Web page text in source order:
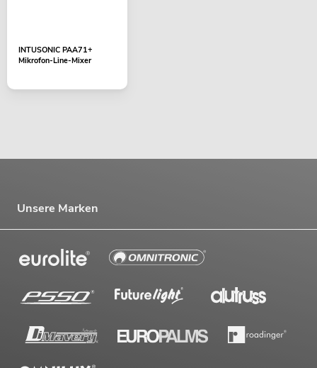
INTUSONIC PAA71+
Mikrofon-Line-Mixer
Unsere Marken